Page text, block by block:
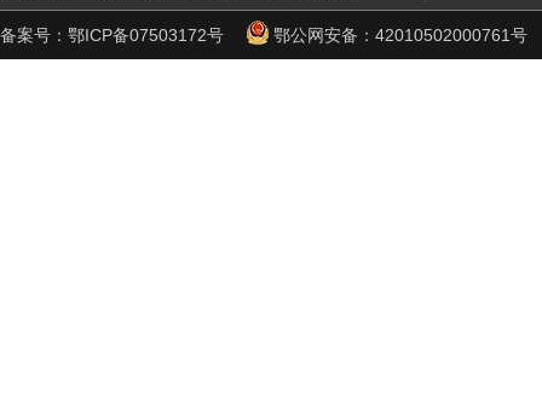
备案号： 鄂ICP备07503172号 鄂公网安备： 42010502000761号